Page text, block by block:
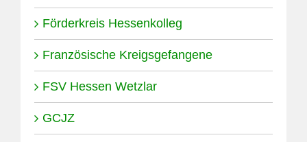
Förderkreis Hessenkolleg
Französische Kreigsgefangene
FSV Hessen Wetzlar
GCJZ